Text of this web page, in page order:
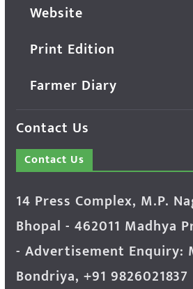
Website
Print Edition
Farmer Diary
Contact Us
Contact Us
14 Press Complex, M.P.
Bhopal - 462011 Madhya
- Advertisement Enquiry:
Bondriya, +91 9826021837